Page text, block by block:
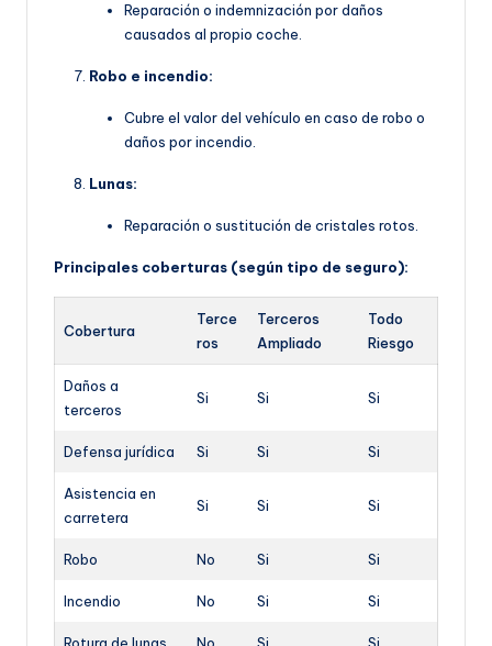
Reparación o indemnización por daños
causados al propio coche.
Robo e incendio:
Cubre el valor del vehículo en caso de robo o
daños por incendio.
Lunas:
Reparación o sustitución de cristales rotos.
Principales coberturas (según tipo de seguro):
Cobertura
Terce
ros
Terceros
Ampliado
Todo
Riesgo
Daños a
terceros
Si Si Si
Defensa jurídica Si Si Si
Asistencia en
carretera
Si Si Si
Robo No Si Si
Incendio No Si Si